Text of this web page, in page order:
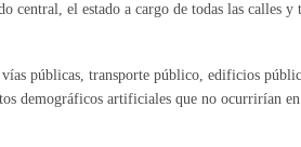
central, el estado a cargo de todas las calles
públicas, transporte público, edificios
demográficos artificiales que no ocurrirían